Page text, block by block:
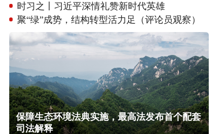
时习之丨习近平深情礼赞新时代英雄
聚“绿”成势，结构转型活力足（评论员观察）
保障生态环境法典实施，最高法发布首个配套
司法解释